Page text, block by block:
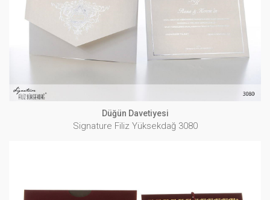
Signature Filiz Yüksekdağ 3080
İNCELE
Düğün Davetiyesi
Signature Filiz Yüksekdağ 3080
Düğün Davetiyesi